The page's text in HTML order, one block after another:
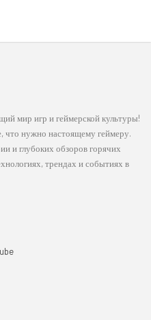
мир игр и геймерской культуры!
что нужно настоящему геймеру.
и глубоких обзоров горячих
трендах и событиях в